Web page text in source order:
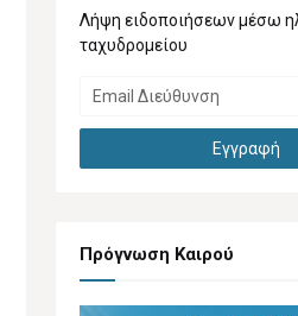
Λήψη ειδοποιήσεων μέσω
ταχυδρομείου
Πρόγνωση Καιρού